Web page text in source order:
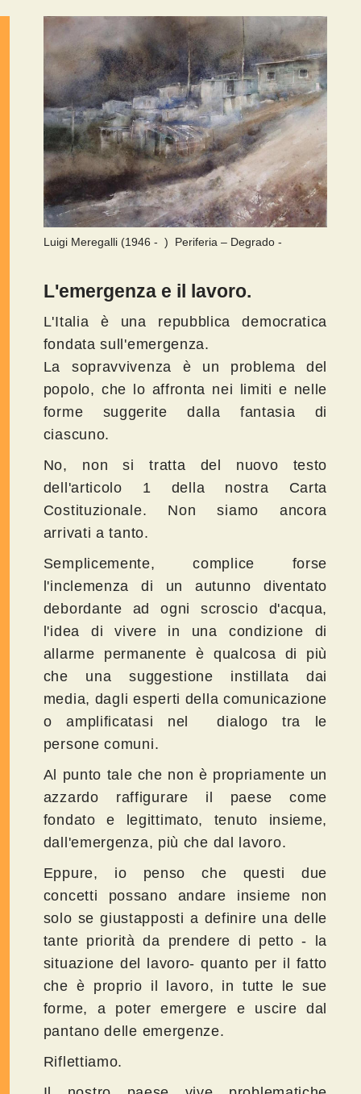
Luigi Meregalli (1946 - ) Periferia – Degrado -
L'emergenza e il lavoro.
L'Italia è una repubblica democratica
fondata sull'emergenza.
La sopravvivenza è un problema del
popolo, che lo affronta nei limiti e nelle
forme suggerite dalla fantasia di
ciascuno.
No, non si tratta del nuovo testo
dell'articolo 1 della nostra Carta
Costituzionale. Non siamo ancora
arrivati a tanto.
Semplicemente, complice forse
l'inclemenza di un autunno diventato
debordante ad ogni scroscio d'acqua,
l'idea di vivere in una condizione di
allarme permanente è qualcosa di più
che una suggestione instillata dai
media, dagli esperti della comunicazione
o amplificatasi nel dialogo tra le
persone comuni.
Al punto tale che non è propriamente un
azzardo raffigurare il paese come
fondato e legittimato, tenuto insieme,
dall'emergenza, più che dal lavoro.
Eppure, io penso che questi due
concetti possano andare insieme non
solo se giustapposti a definire una delle
tante priorità da prendere di petto - la
situazione del lavoro- quanto per il fatto
che è proprio il lavoro, in tutte le sue
forme, a poter emergere e uscire dal
pantano delle emergenze.
Riflettiamo.